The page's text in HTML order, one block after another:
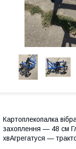
Картоплекопалка
захоплення — 48 см
хвАгрегатуся —